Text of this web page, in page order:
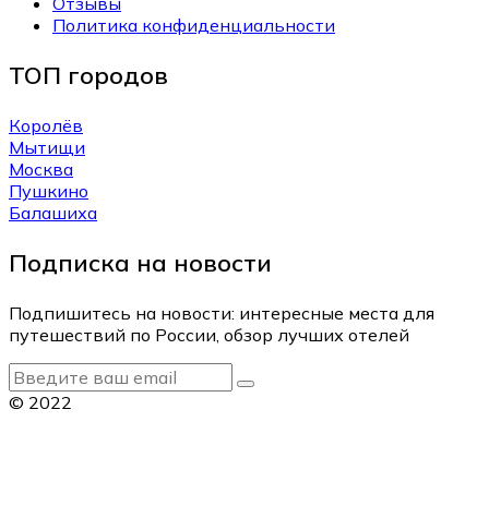
Политика конфиденциальности
ТОП городов
Королёв
Мытищи
Москва
Пушкино
Балашиха
Подписка на новости
Подпишитесь на новости: интересные места для
путешествий по России, обзор лучших отелей
© 2022